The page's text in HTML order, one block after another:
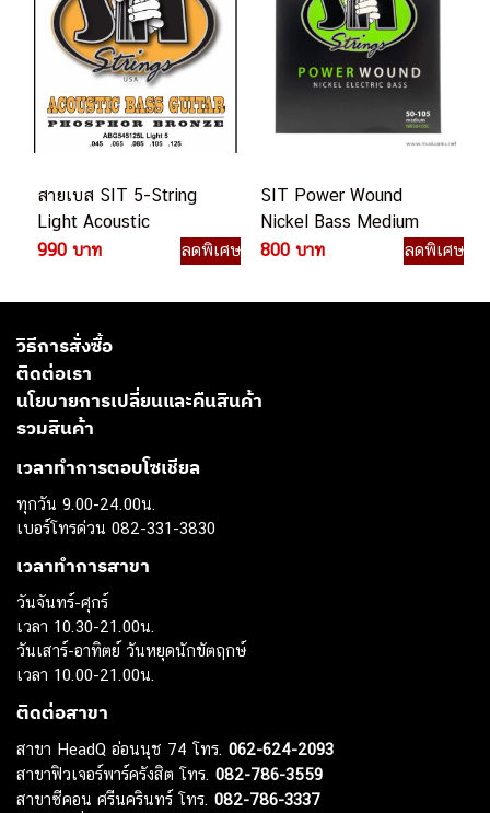
สายเบส SIT 5-String
Light Acoustic
Phosphor Bronze Bass
990 บาท ลดพิเศษ
SIT Power Wound
Nickel Bass Medium
NR50105L สายเบสไฟฟ้า
800 บาท ลดพิเศษ
วิธีการสั่งซื้อ
ติดต่อเรา
นโยบายการเปลี่ยนและคืนสินค้า
รวมสินค้า
เวลาทำการตอบโซเชียล
ทุกวัน 9.00-24.00น.
เบอร์โทรด่วน 082-331-3830
เวลาทำการสาขา
วันจันทร์-ศุกร์
เวลา 10.30-21.00น.
วันเสาร์-อาทิตย์ วันหยุดนักขัตฤกษ์
เวลา 10.00-21.00น.
ติดต่อสาขา
สาขา HeadQ อ่อนนุช 74 โทร. 062-624-2093
สาขาฟิวเจอร์พาร์ครังสิต โทร. 082-786-3559
สาขาซีคอน ศรีนครินทร์ โทร. 082-786-3337